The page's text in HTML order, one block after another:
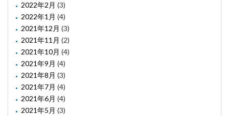
2022年2月 (3)
2022年1月 (4)
2021年12月 (3)
2021年11月 (2)
2021年10月 (4)
2021年9月 (4)
2021年8月 (3)
2021年7月 (4)
2021年6月 (4)
2021年5月 (3)